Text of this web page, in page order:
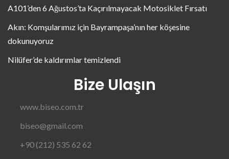
A101’den 6 Ağustos’ta Kaçırılmayacak Motosiklet Fırsatı
Akın: Komşularımız için Bayrampaşa’nın her köşesine
dokunuyoruz
Nilüfer’de kaldırımlar temizlendi
Bize Ulaşın
www.biseo.com.tr
biseo@gmail.com
+90 (212) 535 62 62